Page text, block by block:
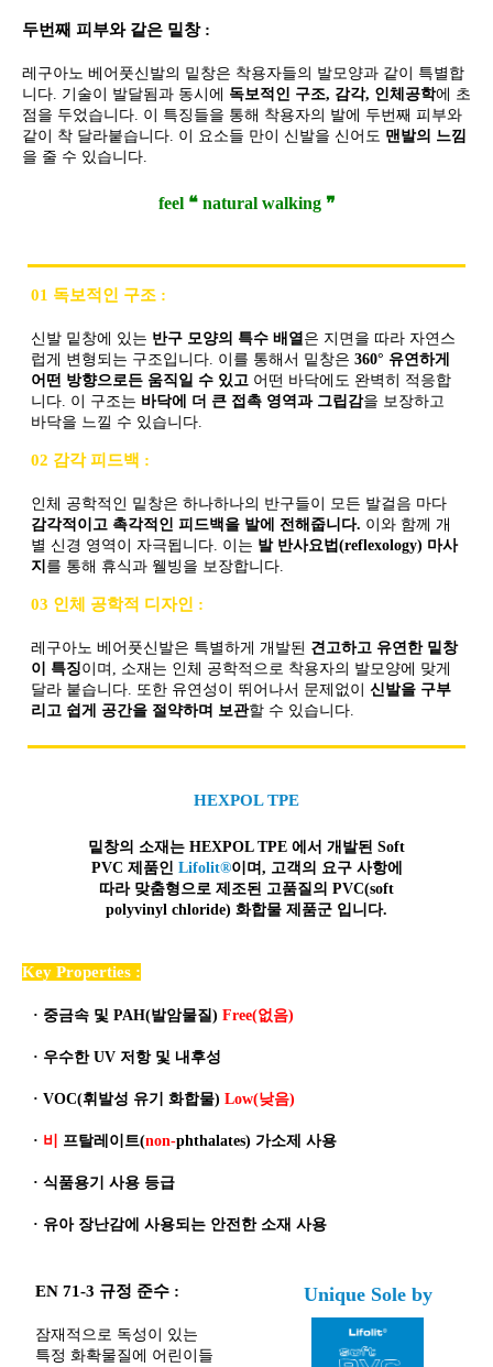
두번째 피부와 같은 밑창 :
레구아노 베어풋신발의 밑창은 착용자들의 발모양과 같이 특별합
니다. 기술이 발달됨과 동시에 독보적인 구조, 감각, 인체공학에 초
점을 두었습니다. 이 특징들을 통해 착용자의 발에 두번째 피부와
같이 착 달라붙습니다. 이 요소들 만이 신발을 신어도 맨발의 느낌
을 줄 수 있습니다.
feel ❝ natural walking ❞
01 독보적인 구조 :
신발 밑창에 있는 반구 모양의 특수 배열 은 지면을 따라 자연스
럽게 변형되는 구조입니다. 이를 통해서 밑창은 360° 유연하게
어떤 방향으로든 움직일 수 있고 어떤 바닥에도 완벽히 적응합
니다. 이 구조는 바닥에 더 큰 접촉 영역과 그립감을 보장하고
바닥을 느낄 수 있습니다.
02 감각 피드백 :
인체 공학적인 밑창은 하나하나의 반구들이 모든 발걸음 마다
감각적이고 촉각적인 피드백을 발에 전해줍니다. 이와 함께 개
별 신경 영역이 자극됩니다. 이는 발 반사요법(reflexology) 마사
지 를 통해 휴식과 웰빙을 보장합니다.
03 인체 공학적 디자인 :
레구아노 베어풋신발은 특별하게 개발된 견고하고 유연한 밑창
이 특징이며, 소재는 인체 공학적으로 착용자의 발모양에 맞게
달라 붙습니다. 또한 유연성이 뛰어나서 문제없이 신발을 구부
리고 쉽게 공간을 절약하며 보관할 수 있습니다.
HEXPOL TPE
밑창의 소재는 HEXPOL TPE 에서 개발된 Soft
PVC 제품인 Lifolit®이며, 고객의 요구 사항에
따라 맞춤형으로 제조된 고품질 의 PVC(soft
polyvinyl chloride) 화합물 제품군 입니다.
Key Properties :
· 중금속 및 PAH(발암물질) Free(없음)
· 우수한 UV 저항 및 내후성
· VOC(휘발성 유기 화합물) Low(낮음)
· 비 프탈레이트(non-phthalates) 가소제 사용
· 식품용기 사용 등급
· 유아 장난감에 사용되는 안전한 소재 사용
EN 71-3 규정 준수 :
잠재적으로 독성이 있는
특정 화확물질에 어린이들
Unique Sole by